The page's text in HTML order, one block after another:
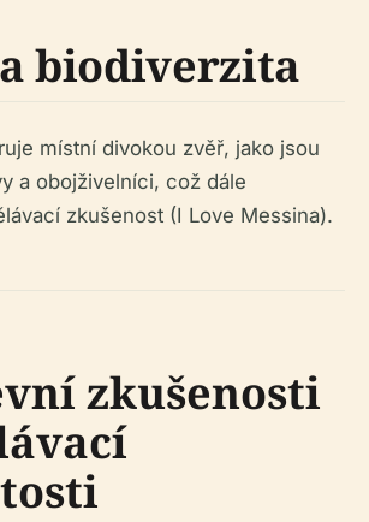
biodiverzita
místní divokou zvěř, jako jsou
a obojživelníci, což dále
zkušenost (I Love Messina).
zkušenosti